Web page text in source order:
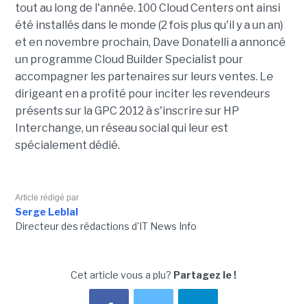
tout au long de l'année. 100 Cloud Centers ont ainsi
été installés dans le monde (2 fois plus qu'il y a un an)
et en novembre prochain, Dave Donatelli a annoncé
un programme Cloud Builder Specialist pour
accompagner les partenaires sur leurs ventes. Le
dirigeant en a profité pour inciter les revendeurs
présents sur la GPC 2012 à s'inscrire sur HP
Interchange, un réseau social qui leur est
spécialement dédié.
Article rédigé par
Serge Leblal
Directeur des rédactions d'IT News Info
Cet article vous a plu? Partagez le !